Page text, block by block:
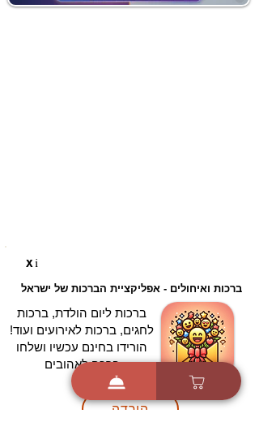
Xi
ברכות ואיחולים - אפליקציית הברכות של ישראל
ברכות ליום הולדת, ברכות
לחגים, ברכות לאירועים ועוד!
הורידו בחינם עכשיו ושלחו
ברכה לאהובים
הורדה